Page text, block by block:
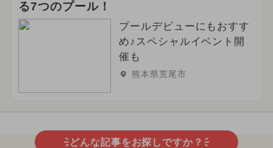
る7つのプール！
プールデビューにもおすす
め♪スペシャルイベント開
催も
熊本県荒尾市
どんな記事をお探しですか？